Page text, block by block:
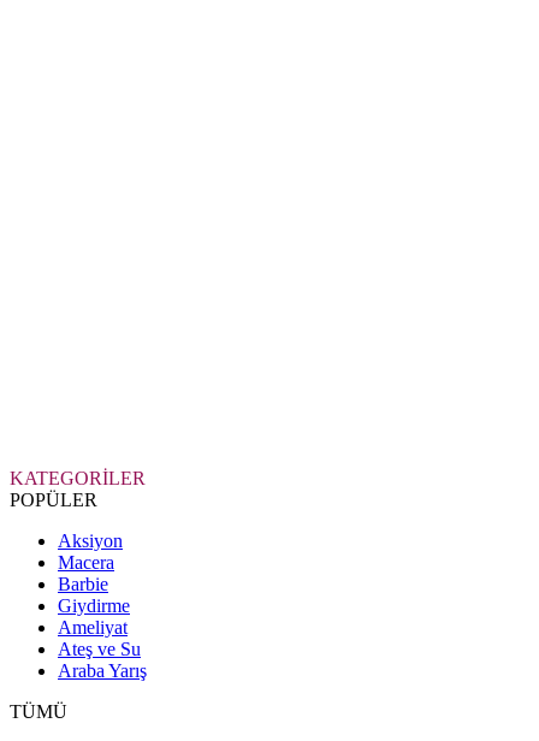
KATEGORİLER
POPÜLER
Aksiyon
Macera
Barbie
Giydirme
Ameliyat
Ateş ve Su
Araba Yarış
TÜMÜ